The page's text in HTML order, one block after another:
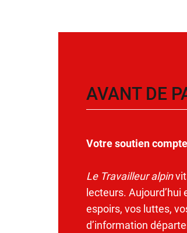
AVANT DE
Votre soutien
Le Travailleur alpinvit
lecteurs.
espoirs, vos luttes,
d’information